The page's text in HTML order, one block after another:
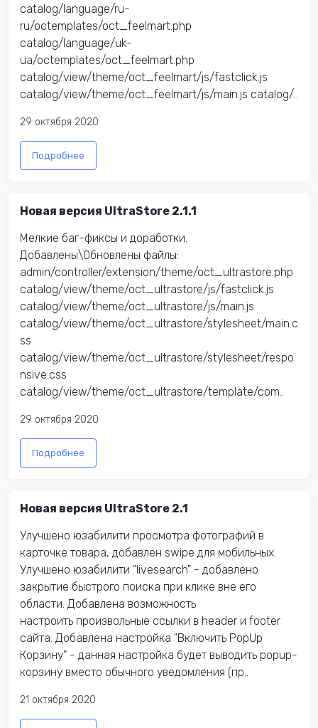
catalog/language/ru-
ru/octemplates/oct_feelmart.php
catalog/language/uk-
ua/octemplates/oct_feelmart.php
catalog/view/theme/oct_feelmart/js/fastclick.js
catalog/view/theme/oct_feelmart/js/main.js catalog/..
29 октября 2020
Подробнее
Новая версия UltraStore 2.1.1
Мелкие баг-фиксы и доработки.
Добавлены\Обновлены файлы:
admin/controller/extension/theme/oct_ultrastore.php
catalog/view/theme/oct_ultrastore/js/fastclick.js
catalog/view/theme/oct_ultrastore/js/main.js
catalog/view/theme/oct_ultrastore/stylesheet/main.c
ss
catalog/view/theme/oct_ultrastore/stylesheet/respo
nsive.css
catalog/view/theme/oct_ultrastore/template/com..
29 октября 2020
Подробнее
Новая версия UltraStore 2.1
Улучшено юзабилити просмотра фотографий в
карточке товара, добавлен swipe для мобильных.
Улучшено юзабилити "livesearch" - добавлено
закрытие быстрого поиска при клике вне его
области. Добавлена возможность
настроить произвольные ссылки в header и footer
сайта. Добавлена настройка "Включить PopUp
Корзину" - данная настройка будет выводить popup-
корзину вместо обычного уведомления (пр..
21 октября 2020